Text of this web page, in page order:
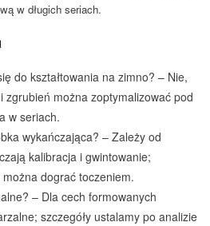
w długich seriach.
do kształtowania na zimno? – Nie,
zgrubień można zoptymalizować pod
w seriach.
wykańczająca? – Zależy od
kalibracja i gwintowanie;
dograć toczeniem.
– Dla cech formowanych
szczegóły ustalamy po analizie